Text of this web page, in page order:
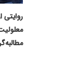
روایتی